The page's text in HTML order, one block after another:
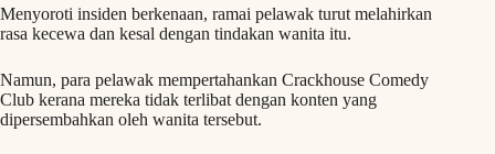
Menyoroti insiden berkenaan, ramai pelawak turut melahirkan
rasa kecewa dan kesal dengan tindakan wanita itu.
Namun, para pelawak mempertahankan Crackhouse Comedy
Club kerana mereka tidak terlibat dengan konten yang
dipersembahkan oleh wanita tersebut.